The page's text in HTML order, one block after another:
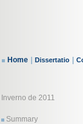
Home Dissertatio
Inverno de 2011
Summary